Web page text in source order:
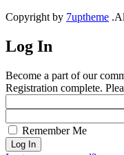
Copyright by 7uptheme
Log In
Become a part of our
Registration complete.
Remember Me